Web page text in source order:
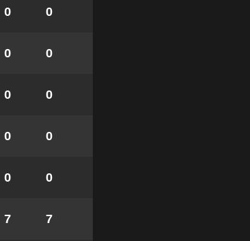
0 0
0 0
0 0
0 0
0 0
7 7